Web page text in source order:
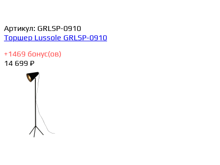
Артикул: GRLSP-0910
Торшер Lussole GRLSP-0910
+1469 бонус(ов)
14 699 ₽